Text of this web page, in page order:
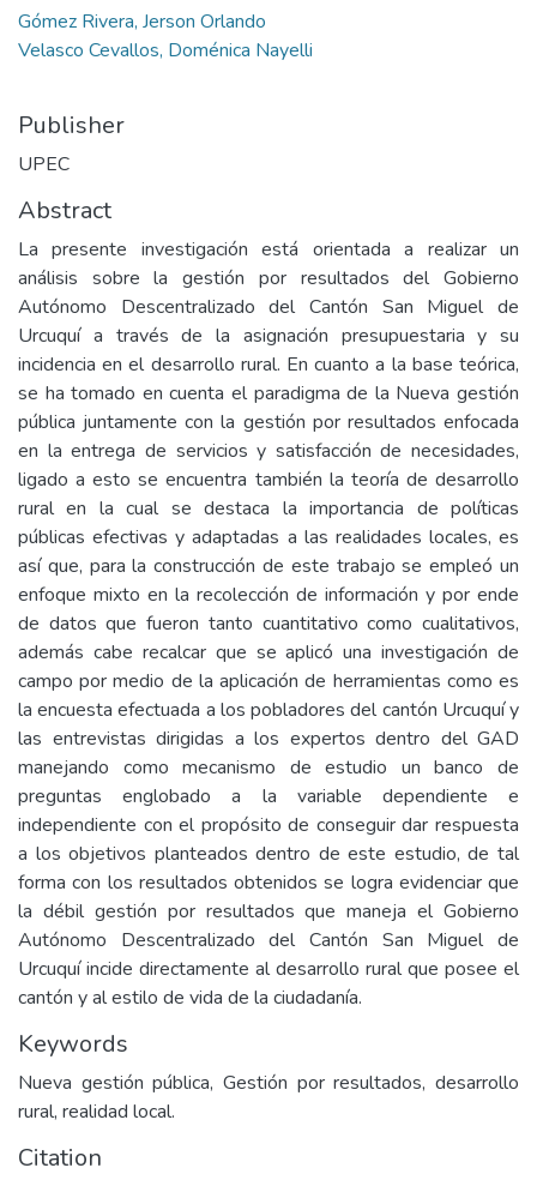
Gómez Rivera, Jerson Orlando
Velasco Cevallos, Doménica Nayelli
Publisher
UPEC
Abstract
La presente investigación está orientada a realizar un
análisis sobre la gestión por resultados del Gobierno
Autónomo Descentralizado del Cantón San Miguel de
Urcuquí a través de la asignación presupuestaria y su
incidencia en el desarrollo rural. En cuanto a la base teórica,
se ha tomado en cuenta el paradigma de la Nueva gestión
pública juntamente con la gestión por resultados enfocada
en la entrega de servicios y satisfacción de necesidades,
ligado a esto se encuentra también la teoría de desarrollo
rural en la cual se destaca la importancia de políticas
públicas efectivas y adaptadas a las realidades locales, es
así que, para la construcción de este trabajo se empleó un
enfoque mixto en la recolección de información y por ende
de datos que fueron tanto cuantitativo como cualitativos,
además cabe recalcar que se aplicó una investigación de
campo por medio de la aplicación de herramientas como es
la encuesta efectuada a los pobladores del cantón Urcuquí y
las entrevistas dirigidas a los expertos dentro del GAD
manejando como mecanismo de estudio un banco de
preguntas englobado a la variable dependiente e
independiente con el propósito de conseguir dar respuesta
a los objetivos planteados dentro de este estudio, de tal
forma con los resultados obtenidos se logra evidenciar que
la débil gestión por resultados que maneja el Gobierno
Autónomo Descentralizado del Cantón San Miguel de
Urcuquí incide directamente al desarrollo rural que posee el
cantón y al estilo de vida de la ciudadanía.
Keywords
Nueva gestión pública, Gestión por resultados, desarrollo
rural, realidad local.
Citation